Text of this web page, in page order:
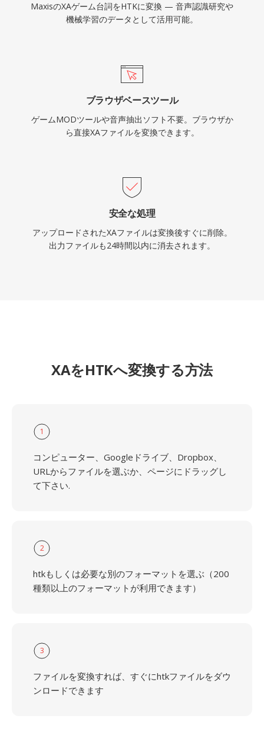
MaxisのXAゲーム台詞をHTKに変換 — 音声認識研究や
機械学習のデータとして活用可能。
ブラウザベースツール
ゲームMODツールや音声抽出ソフト不要。ブラウザか
ら直接XAファイルを変換できます。
安全な処理
アップロードされたXAファイルは変換後すぐに削除。
出力ファイルも24時間以内に消去されます。
XAをHTKへ変換する方法
1
コンピューター、Googleドライブ、Dropbox、
URLからファイルを選ぶか、ページにドラッグし
て下さい.
2
htkもしくは必要な別のフォーマットを選ぶ（200
種類以上のフォーマットが利用できます）
3
ファイルを変換すれば、すぐにhtkファイルをダウ
ンロードできます